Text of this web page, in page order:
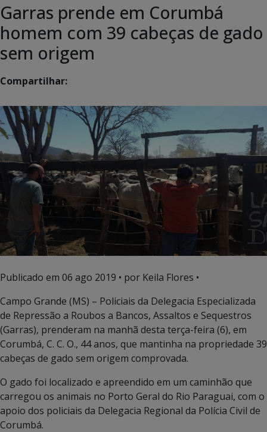
Garras prende em Corumbá
homem com 39 cabeças de gado
sem origem
Compartilhar:
Publicado em 06 ago 2019 • por Keila Flores •
Campo Grande (MS) – Policiais da Delegacia Especializada
de Repressão a Roubos a Bancos, Assaltos e Sequestros
(Garras), prenderam na manhã desta terça-feira (6), em
Corumbá, C. C. O., 44 anos, que mantinha na propriedade 39
cabeças de gado sem origem comprovada.
O gado foi localizado e apreendido em um caminhão que
carregou os animais no Porto Geral do Rio Paraguai, com o
apoio dos policiais da Delegacia Regional da Polícia Civil de
Corumbá.